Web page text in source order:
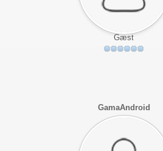
Gæst
GamaAndroid